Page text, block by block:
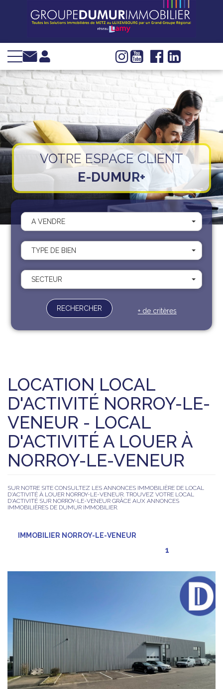
VENTE
LOCATION
INVESTIR
IMMOBILIER
D'ENTREPRISE
GESTION
SYNDIC
WEB TV
Actualités
Nous trouver
Recrutement
Contact
Documents
VOTRE ESPACE CLIENT
E-DUMUR+
A VENDRE
TYPE DE BIEN
SECTEUR
RECHERCHER + de critères
LOCATION LOCAL
D'ACTIVITÉ NORROY-LE-
VENEUR - LOCAL
D'ACTIVITÉ A LOUER À
NORROY-LE-VENEUR
SUR NOTRE SITE CONSULTEZ LES ANNONCES IMMOBILIÈRE DE LOCAL
D'ACTIVITÉ À LOUER NORROY-LE-VENEUR. TROUVEZ VOTRE LOCAL
D'ACTIVITÉ SUR NORROY-LE-VENEUR GRÂCE AUX ANNONCES
IMMOBILIÈRES DE DUMUR IMMOBILIER.
IMMOBILIER NORROY-LE-VENEUR
1